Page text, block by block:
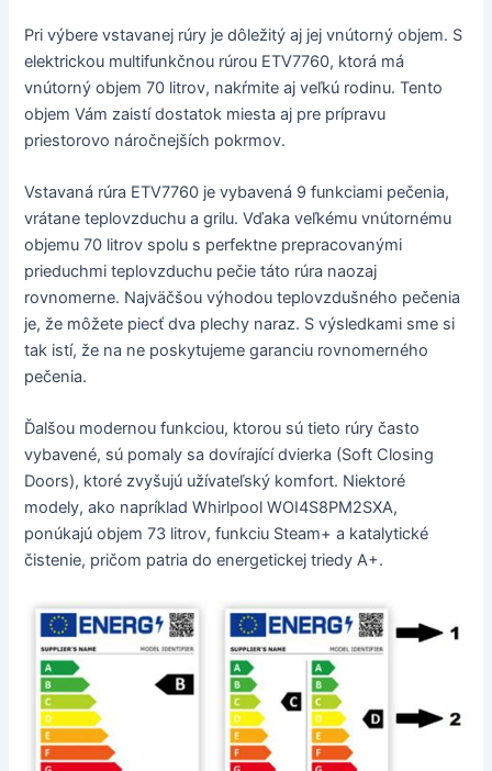
Pri výbere vstavanej rúry je dôležitý aj jej vnútorný objem. S
elektrickou multifunkčnou rúrou ETV7760, ktorá má
vnútorný objem 70 litrov, nakŕmite aj veľkú rodinu. Tento
objem Vám zaistí dostatok miesta aj pre prípravu
priestorovo náročnejších pokrmov.
Vstavaná rúra ETV7760 je vybavená 9 funkciami pečenia,
vrátane teplovzduchu a grilu. Vďaka veľkému vnútornému
objemu 70 litrov spolu s perfektne prepracovanými
prieduchmi teplovzduchu pečie táto rúra naozaj
rovnomerne. Najväčšou výhodou teplovzdušného pečenia
je, že môžete piecť dva plechy naraz. S výsledkami sme si
tak istí, že na ne poskytujeme garanciu rovnomerného
pečenia.
Ďalšou modernou funkciou, ktorou sú tieto rúry často
vybavené, sú pomaly sa dovírající dvierka (Soft Closing
Doors), ktoré zvyšujú užívateľský komfort. Niektoré
modely, ako napríklad Whirlpool WOI4S8PM2SXA,
ponúkajú objem 73 litrov, funkciu Steam+ a katalytické
čistenie, pričom patria do energetickej triedy A+.